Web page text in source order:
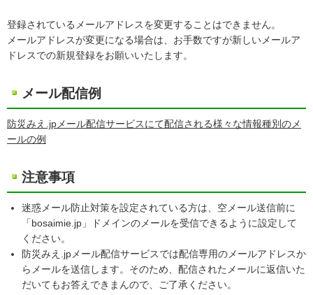
登録されているメールアドレスを変更することはできません。
メールアドレスが変更になる場合は、お手数ですが新しいメールア
ドレスでの新規登録をお願いいたします。
メール配信例
防災みえ.jpメール配信サービスにて配信される様々な情報種別のメ
ールの例
注意事項
迷惑メール防止対策を設定されている方は、空メール送信前に
「bosaimie.jp」ドメインのメールを受信できるように設定して
ください。
防災みえ.jpメール配信サービスでは配信専用のメールアドレスか
らメールを送信します。そのため、配信されたメールに返信いた
だいてもお答えできまんので、ご了承ください。